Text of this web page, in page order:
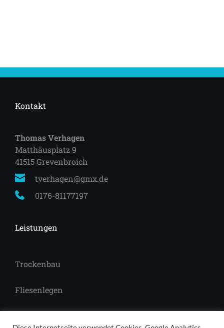
Kontakt
Thomas Verhagen
Matthäusplatz 9
41515 Grevenbroich
tverhagen@gmx.de
0176-81177197
Leistungen
Trockenbau
Fliesenlegen